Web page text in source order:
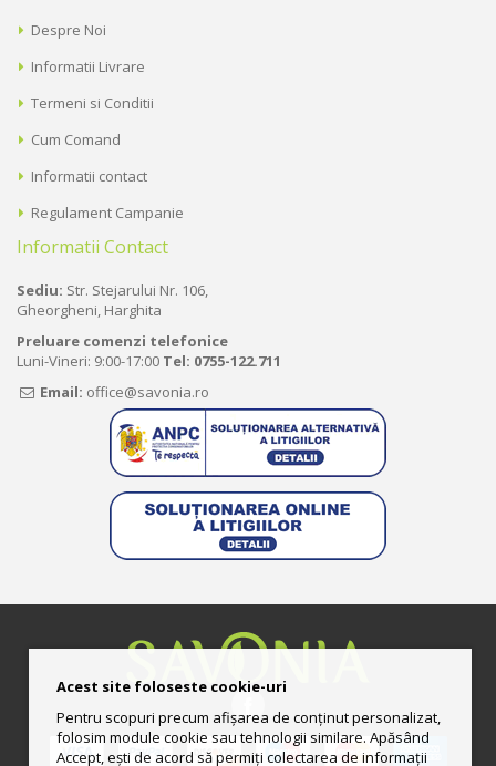
Despre Noi
Informatii Livrare
Termeni si Conditii
Cum Comand
Informatii contact
Regulament Campanie
Informatii Contact
Sediu: Str. Stejarului Nr. 106,
Gheorgheni, Harghita
Preluare comenzi telefonice
Luni-Vineri: 9:00-17:00 Tel: 0755-122.711
Email: office@savonia.ro
Acest site foloseste cookie-uri
Pentru scopuri precum afișarea de conținut personalizat,
folosim module cookie sau tehnologii similare. Apăsând
Accept, ești de acord să permiți colectarea de informații